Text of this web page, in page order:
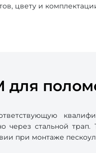
цвету и
для
стальной
при монтаже